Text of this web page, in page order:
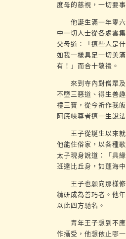
度母的慈視，一切要
他誕生滿一年零六
中一切人士從各處雲
父母道：「這些人是
如我一樣具足一切美
有！」而合十敬禮。
來到寺內對僧眾及
不墮三惡道、得生善
禮三寶，從今祈作我
阿底峽尊者這一生說
王子從誕生以來就
他能住俗家，以各種
太子現身說道：「具
班達比丘身，如蓮海
王子也願向那樣修
精研成為善巧者。他
以此四方馳名。
青年王子想到不應
作攝受，他想依止哪